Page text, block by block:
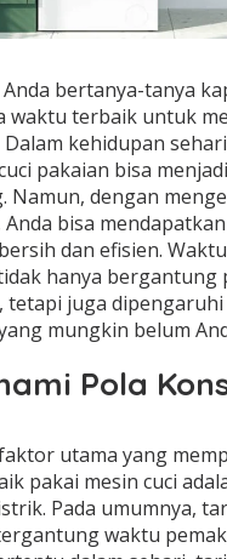
bertanya-tanya
waktu terbaik untuk
Dalam kehidupan
pakaian bisa
Namun, dengan
bisa
dan efisien.
hanya bergantung
tetapi juga
mungkin belum
Pola
utama yang
pakai mesin cuci
Pada umumnya,
waktu